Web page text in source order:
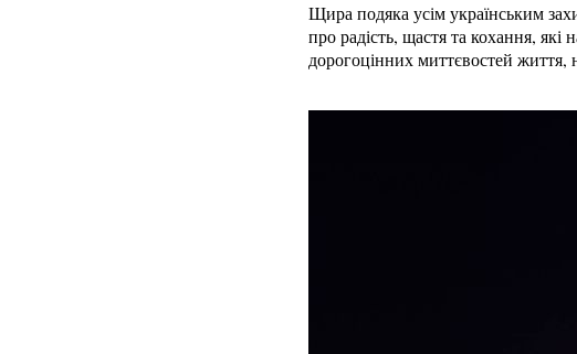
Щира подяка усім українським
про радість, щастя та кохання,
дорогоцінних миттєвостей